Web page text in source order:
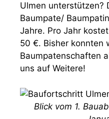
Ulmen unterstützen?
Baumpate/
Jahre. Pro Jahr
50 €. Bisher konnten
Baumpatenschaften
uns auf Weitere!
Blick vom 1.